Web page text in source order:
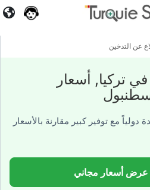
عن التدخين
تركيا, أسعار
مع توفير كبير مقارنة بالأسعار
أسعار مجاني
المرضى